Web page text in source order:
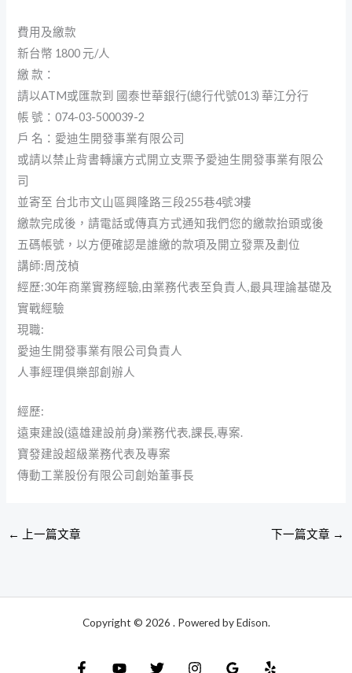
費用及繳款
新台幣 1800 元/人
繳 款：
請以ATM或匯款到 國泰世華銀行(總行代號013) 華江分行
帳 號：074-03-500039-2
戶 名：愛迪生開發事業有限公司
或請以禁止背書轉讓方式開立支票予愛迪生開發事業有限公
司
並寄至 台北市文山區興隆路三段255巷4號3樓
繳款完成後，請電話或傳真方式通知我們您的繳款抬頭或後
五碼帳號，以方便確認是誰繳的款項及開立發票及劃位
講師:周茂楨
經歷:30年商業實務經驗,由業務代表至負責人,最具理論基礎及
實戰經驗
現職:
愛迪生開發事業有限公司負責人
人事經理俱樂部創辦人
經歷:
遠東建設(遠雄建設前身)業務代表,課長,專案.
寶發建設超級業務代表及專案
傳動工業股份有限公司創始董事長
← 上一篇文章 下一篇文章 →
Copyright © 2026 . Powered by Edison.